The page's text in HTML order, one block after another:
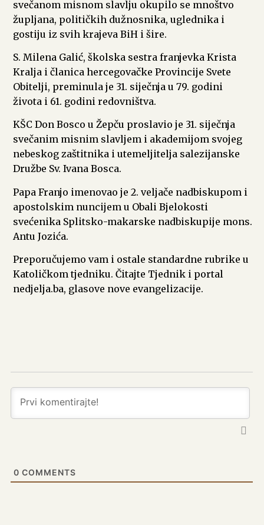
svečanom misnom slavlju okupilo se mnoštvo
župljana, političkih dužnosnika, uglednika i
gostiju iz svih krajeva BiH i šire.
S. Milena Galić, školska sestra franjevka Krista
Kralja i članica hercegovačke Provincije Svete
Obitelji, preminula je 31. siječnja u 79. godini
života i 61. godini redovništva.
KŠC Don Bosco u Žepču proslavio je 31. siječnja
svečanim misnim slavljem i akademijom svojeg
nebeskog zaštitnika i utemeljitelja salezijanske
Družbe Sv. Ivana Bosca.
Papa Franjo imenovao je 2. veljače nadbiskupom i
apostolskim nuncijem u Obali Bjelokosti
svećenika Splitsko-makarske nadbiskupije mons.
Antu Jozića.
Preporučujemo vam i ostale standardne rubrike u
Katoličkom tjedniku. Čitajte Tjednik i portal
nedjelja.ba, glasove nove evangelizacije.
0 COMMENTS